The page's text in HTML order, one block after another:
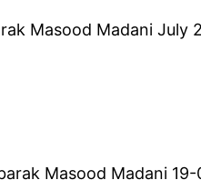
Masood Madani July
Masood Madani 19-